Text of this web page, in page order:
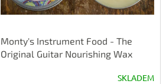
Monty's Instrument Food - The
Original Guitar Nourishing Wax
SKLADEM